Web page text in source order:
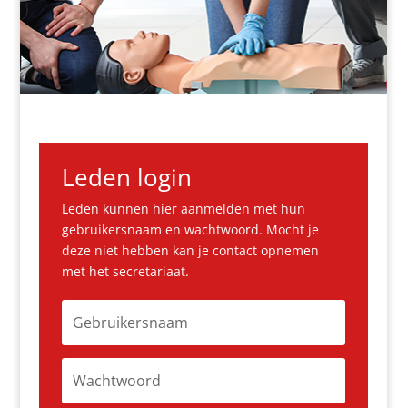
Leden login
Leden kunnen hier aanmelden met hun
gebruikersnaam en wachtwoord. Mocht je
deze niet hebben kan je contact opnemen
met het secretariaat.